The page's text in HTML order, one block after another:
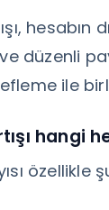
hesabın
düzenli
ile
hangi
özellikle